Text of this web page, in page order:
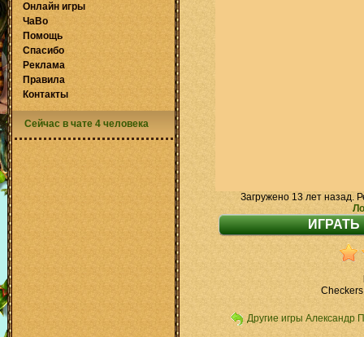
Загружено 13 лет назад.
Другие игры Александр
Онлайн игры
ЧаВо
Помощь
Спасибо
Реклама
Правила
Контакты
Сейчас в чате 4 человека